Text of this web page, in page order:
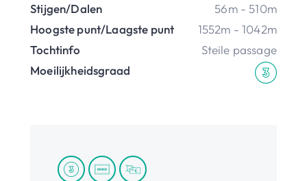
Stijgen/Dalen
56m - 510m
Hoogste punt/Laagste punt
1552m - 1042m
Tochtinfo
Steile passage
Moeilijkheidsgraad